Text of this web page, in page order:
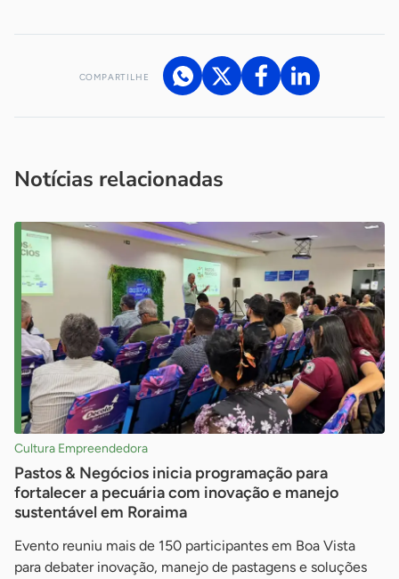
COMPARTILHE
Notícias relacionadas
Cultura Empreendedora
Pastos & Negócios inicia programação para
fortalecer a pecuária com inovação e manejo
sustentável em Roraima
Evento reuniu mais de 150 participantes em Boa Vista
para debater inovação, manejo de pastagens e soluções